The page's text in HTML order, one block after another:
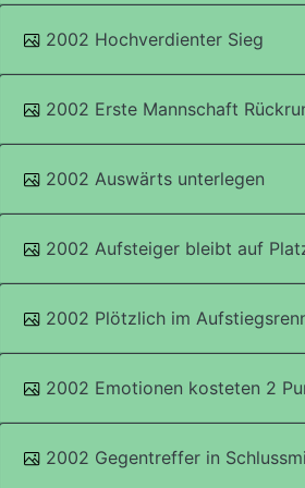
2002 Hochverdienter Sieg
2002 Erste Mannschaft
2002 Auswärts unterlegen
2002 Aufsteiger bleibt auf
2002 Plötzlich im
2002 Emotionen kosteten 2
2002 Gegentreffer in